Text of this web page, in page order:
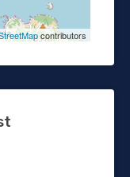
contributors